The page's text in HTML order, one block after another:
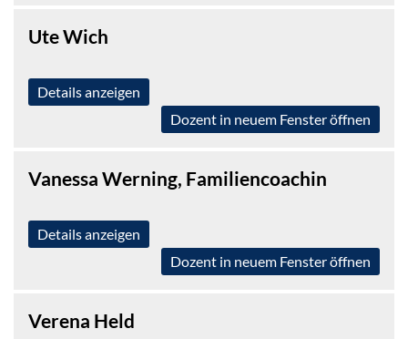
Ute Wich
Details anzeigen
Dozent in neuem Fenster öffnen
Vanessa Werning, Familiencoachin
Details anzeigen
Dozent in neuem Fenster öffnen
Verena Held